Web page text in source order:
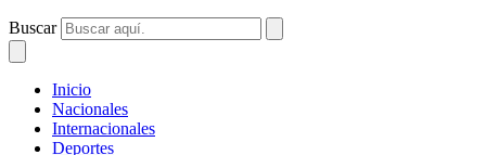
Buscar
Inicio
Nacionales
Internacionales
Deportes